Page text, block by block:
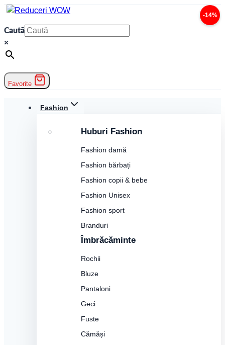
Skip
content
Caută
×
Favorite
Fashion
Huburi Fashion
Fashion damă
Fashion bărbați
Fashion copii & bebe
Fashion Unisex
Fashion sport
Branduri
Îmbrăcăminte
Rochii
Bluze
Pantaloni
Geci
Fuste
Cămăși
-14%